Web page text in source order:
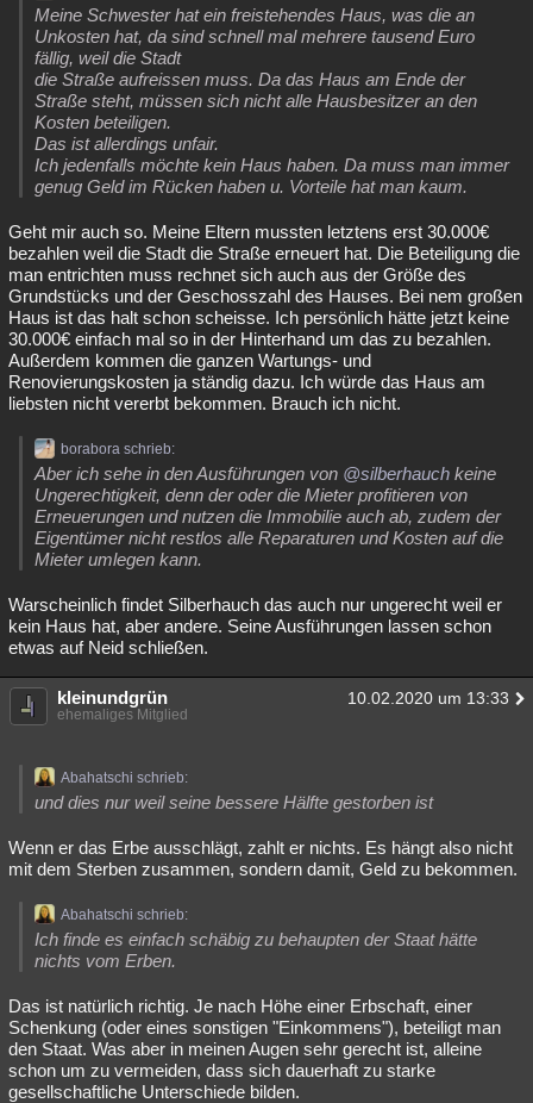
Meine Schwester hat ein freistehendes Haus, was die an
Unkosten hat, da sind schnell mal mehrere tausend Euro
fällig, weil die Stadt
die Straße aufreissen muss. Da das Haus am Ende der
Straße steht, müssen sich nicht alle Hausbesitzer an den
Kosten beteiligen.
Das ist allerdings unfair.
Ich jedenfalls möchte kein Haus haben. Da muss man immer
genug Geld im Rücken haben u. Vorteile hat man kaum.
Geht mir auch so. Meine Eltern mussten letztens erst 30.000€
bezahlen weil die Stadt die Straße erneuert hat. Die Beteiligung die
man entrichten muss rechnet sich auch aus der Größe des
Grundstücks und der Geschosszahl des Hauses. Bei nem großen
Haus ist das halt schon scheisse. Ich persönlich hätte jetzt keine
30.000€ einfach mal so in der Hinterhand um das zu bezahlen.
Außerdem kommen die ganzen Wartungs- und
Renovierungskosten ja ständig dazu. Ich würde das Haus am
liebsten nicht vererbt bekommen. Brauch ich nicht.
borabora schrieb:
Aber ich sehe in den Ausführungen von @silberhauch keine
Ungerechtigkeit, denn der oder die Mieter profitieren von
Erneuerungen und nutzen die Immobilie auch ab, zudem der
Eigentümer nicht restlos alle Reparaturen und Kosten auf die
Mieter umlegen kann.
Warscheinlich findet Silberhauch das auch nur ungerecht weil er
kein Haus hat, aber andere. Seine Ausführungen lassen schon
etwas auf Neid schließen.
kleinundgrün 10.02.2020 um 13:33
ehemaliges Mitglied
Abahatschi schrieb:
und dies nur weil seine bessere Hälfte gestorben ist
Wenn er das Erbe ausschlägt, zahlt er nichts. Es hängt also nicht
mit dem Sterben zusammen, sondern damit, Geld zu bekommen.
Abahatschi schrieb:
Ich finde es einfach schäbig zu behaupten der Staat hätte
nichts vom Erben.
Das ist natürlich richtig. Je nach Höhe einer Erbschaft, einer
Schenkung (oder eines sonstigen "Einkommens"), beteiligt man
den Staat. Was aber in meinen Augen sehr gerecht ist, alleine
schon um zu vermeiden, dass sich dauerhaft zu starke
gesellschaftliche Unterschiede bilden.